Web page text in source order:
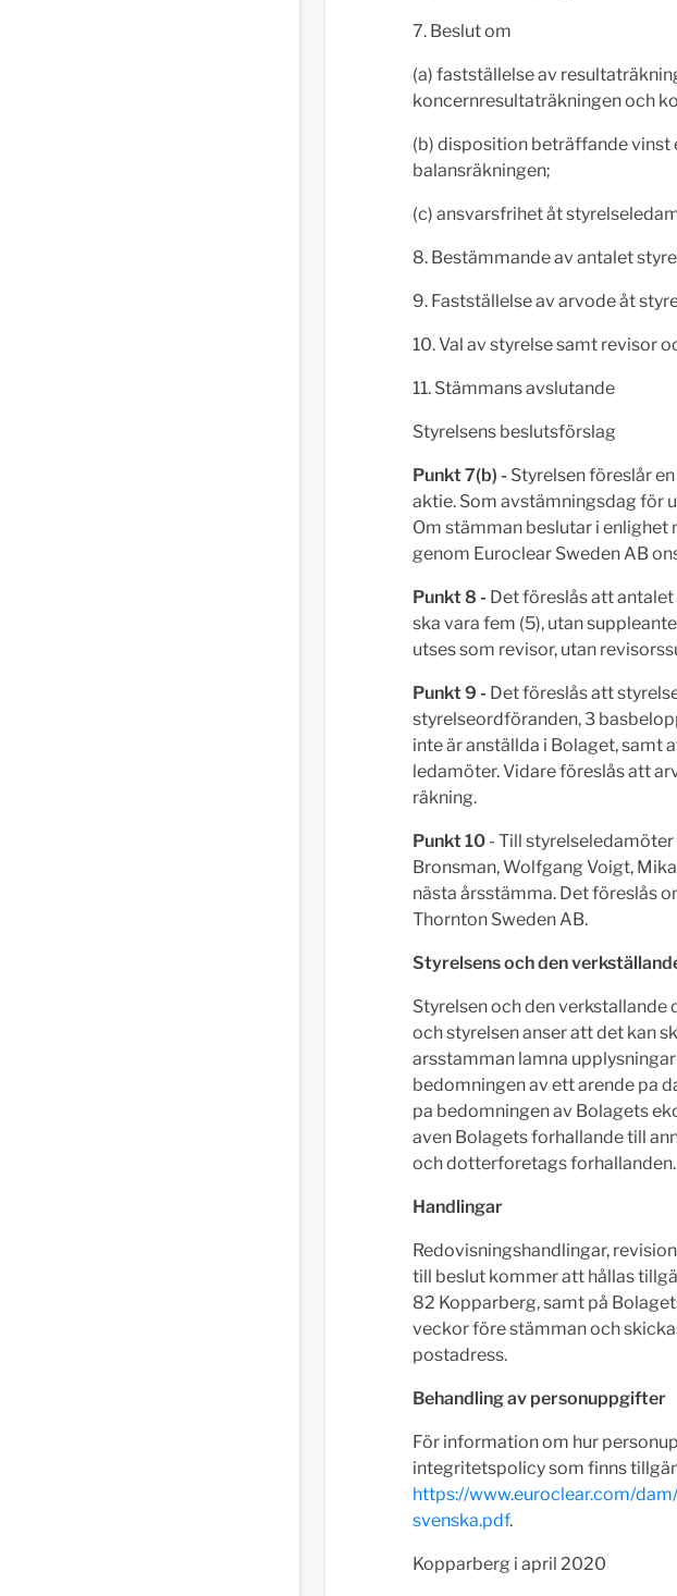
7. Beslut om
(a) fastställelse av
koncernresultaträkningen och
(b) disposition beträffande
balansräkningen;
(c) ansvarsfrihet åt
8. Bestämmande av antalet
9. Fastställelse av arvode åt
10. Val av styrelse samt revisor
11. Stämmans avslutande
Styrelsens beslutsförslag
Punkt 7(b) - Styrelsen föreslår
aktie. Som avstämningsdag för
Om stämman beslutar i
genom Euroclear Sweden AB
Punkt 8 - Det föreslås att
ska vara fem (5), utan
utses som revisor, utan
Punkt 9 - Det föreslås att
styrelseordföranden, 3
inte är anställda i Bolaget, samt
ledamöter. Vidare föreslås att
räkning.
Punkt 10 - Till
Bronsman, Wolfgang Voigt,
nästa årsstämma. Det föreslås
Thornton Sweden AB.
Styrelsens och den
Styrelsen och den
och styrelsen anser att det kan
arsstamman lamna
bedomningen av ett arende pa
pa bedomningen av Bolagets
aven Bolagets forhallande till
och dotterforetags forhallanden.
Handlingar
Redovisningshandlingar,
till beslut kommer att hållas
82 Kopparberg, samt på
veckor före stämman och
postadress.
Behandling av personuppgifter
För information om hur
integritetspolicy som finns
https://www.euroclear.com/
svenska.pdf.
Kopparberg i april 2020